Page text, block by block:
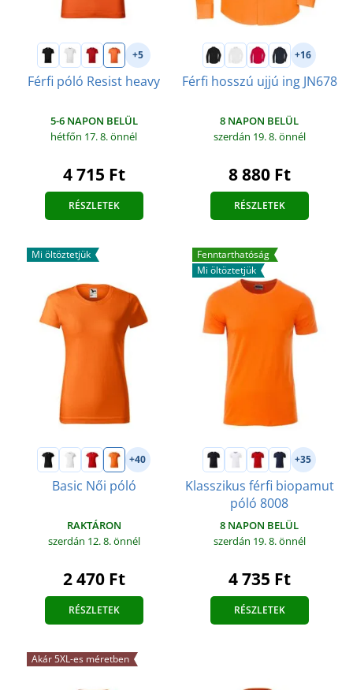
+5
Férfi póló Resist heavy
5-6 NAPON BELÜL
hétfőn 17. 8.önnél
4 715 Ft
RÉSZLETEK
+16
Férfi hosszú ujjú ing JN678
8 NAPON BELÜL
szerdán 19. 8.önnél
8 880 Ft
RÉSZLETEK
Mi öltöztetjük
+40
Basic Női póló
RAKTÁRON
szerdán 12. 8.önnél
2 470 Ft
RÉSZLETEK
Fenntarthatóság
Mi öltöztetjük
+35
Klasszikus férfi biopamut
póló 8008
8 NAPON BELÜL
szerdán 19. 8.önnél
4 735 Ft
RÉSZLETEK
Akár 5XL-es méretben